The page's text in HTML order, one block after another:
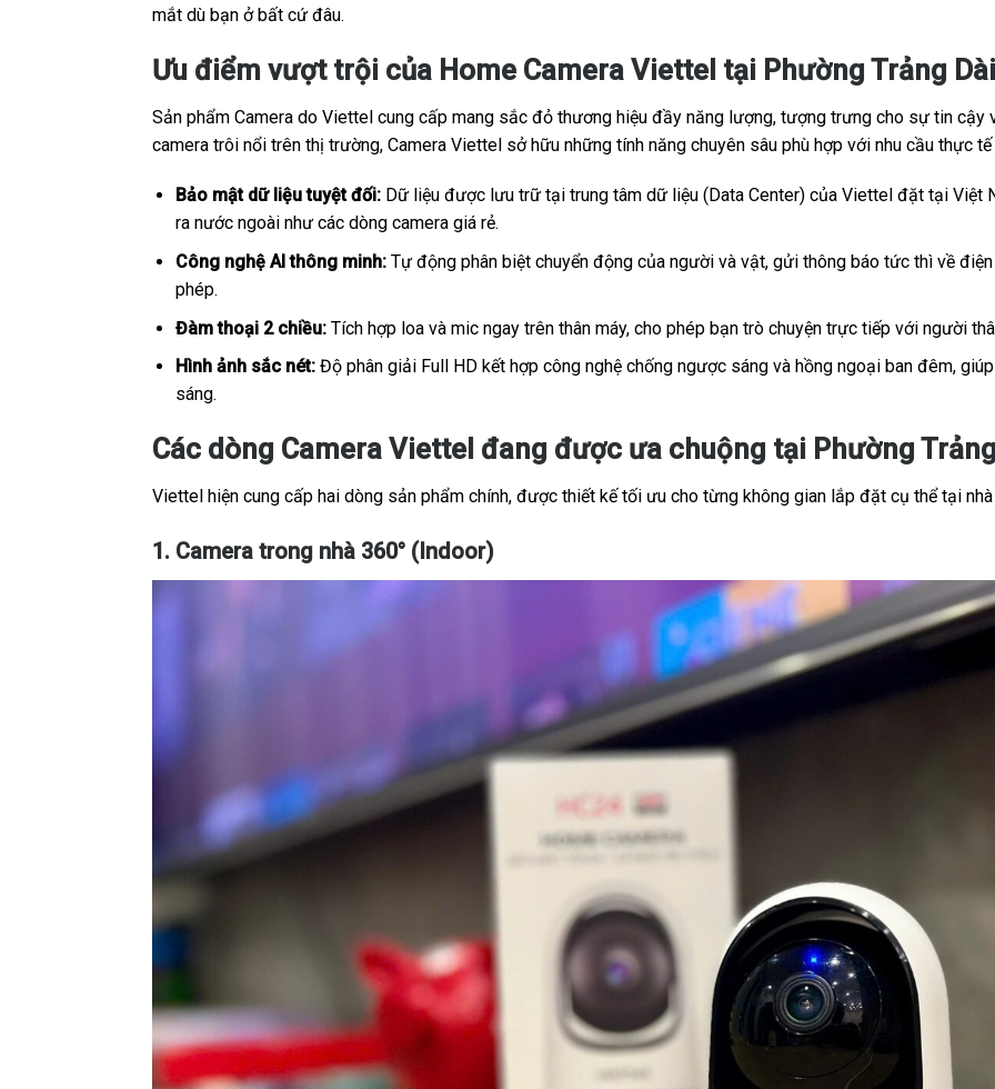
mắt dù bạn ở bất cứ đâu.
Ưu điểm vượt trội của Home Camera Viettel tại Phường Trảng Dài
Sản phẩm Camera do Viettel cung cấp mang sắc đỏ thương hiệu đầy năng lượng, tượng trưng cho sự tin cậy
camera trôi nổi trên thị trường, Camera Viettel sở hữu những tính năng chuyên sâu phù hợp với nhu cầu thực
Bảo mật dữ liệu tuyệt đối:Dữ liệu được lưu trữ tại trung tâm dữ liệu (Data Center) của Viettel đặt tại Việt
ra nước ngoài như các dòng camera giá rẻ.
Công nghệ AI thông minh:Tự động phân biệt chuyển động của người và vật, gửi thông báo tức thì về
phép.
Đàm thoại 2 chiều:Tích hợp loa và mic ngay trên thân máy, cho phép bạn trò chuyện trực tiếp với người
Hình ảnh sắc nét:Độ phân giải Full HD kết hợp công nghệ chống ngược sáng và hồng ngoại ban đêm,
sáng.
Các dòng Camera Viettel đang được ưa chuộng tại Phường
Viettel hiện cung cấp hai dòng sản phẩm chính, được thiết kế tối ưu cho từng không gian lắp đặt cụ thể tại
1. Camera trong nhà 360° (Indoor)